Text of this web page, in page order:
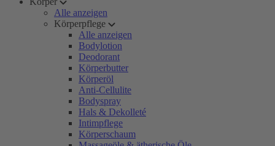
Alle anzeigen
Körperpflege
Alle anzeigen
Bodylotion
Deodorant
Körperbutter
Körperöl
Anti-Cellulite
Bodyspray
Hals & Dekolleté
Intimpflege
Körperschaum